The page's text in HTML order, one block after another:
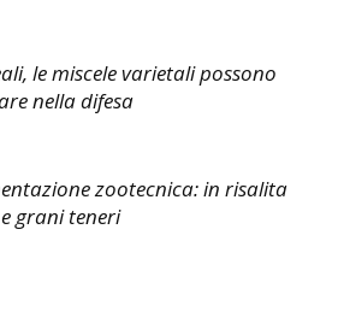
le miscele varietali possono
nella difesa
zootecnica: in risalita
grani teneri